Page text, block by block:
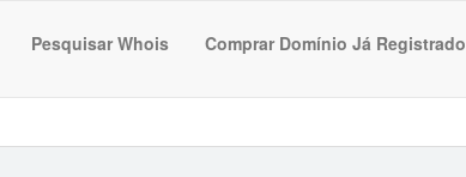
Pesquisar Whois Comprar Domínio Já Registrado